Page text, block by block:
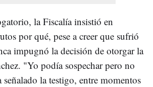
la Fiscalía insistió en
por qué, pese a creer que sufrió
impugnó la decisión de otorgar la
"Yo podía sospechar pero no
la testigo, entre momentos